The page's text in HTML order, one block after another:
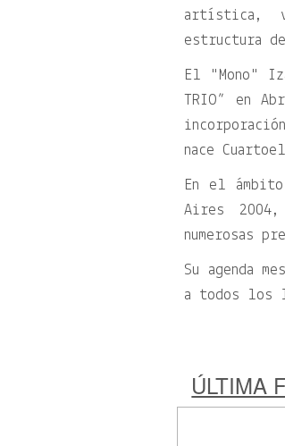
artística,
estructura
El Mono
TRIO” en
nace
En el
Aires
numerosas
Su agenda
a todos los
ÚLTIMA